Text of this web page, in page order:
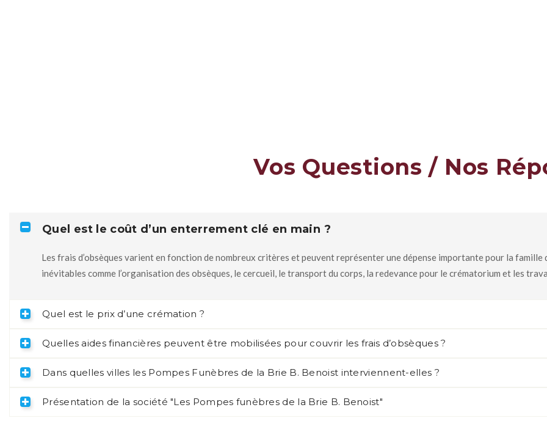
Vos Questions / Nos
Quel est le coût d’un enterrement clé en main ?
Les frais d’obsèques varient en fonction de nombreux critères et peuvent représenter une dépense importante pour la
inévitables comme l’organisation des obsèques, le cercueil, le transport du corps, la redevance pour le crématorium et les
Quel est le prix d’une crémation ?
Quelles aides financières peuvent être mobilisées pour couvrir les frais d’obsèques ?
Dans quelles villes les Pompes Funèbres de la Brie B. Benoist interviennent-elles ?
Présentation de la société "Les Pompes funèbres de la Brie B. Benoist"